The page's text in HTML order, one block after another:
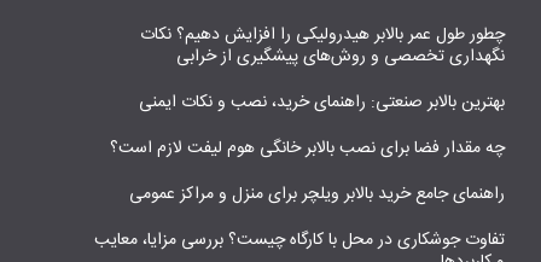
چطور طول عمر بالابر هیدرولیکی را افزایش دهیم؟ نکات
نگهداری تخصصی و روش‌های پیشگیری از خرابی
بهترین بالابر صنعتی: راهنمای خرید، نصب و نکات ایمنی
چه مقدار فضا برای نصب بالابر خانگی هوم لیفت لازم است؟
راهنمای جامع خرید بالابر ویلچر برای منزل و مراکز عمومی
تفاوت جوشکاری در محل با کارگاه چیست؟ بررسی مزایا، معایب